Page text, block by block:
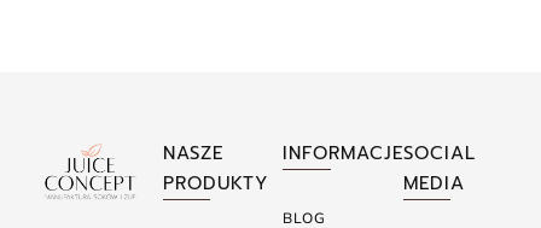
NASZE
PRODUKTY
INFORMACJE
BLOG
SOCIAL
MEDIA